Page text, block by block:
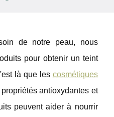
de notre peau, nous
pour obtenir un teint
là que les cosmétiques
antioxydantes et
peuvent aider à nourrir